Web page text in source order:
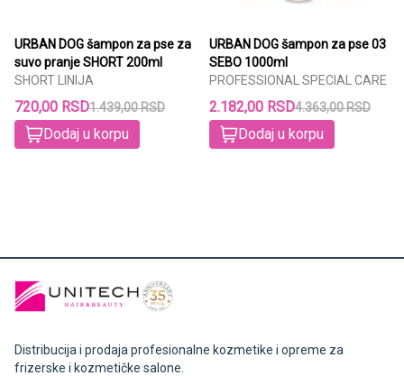
URBAN DOG šampon za pse za
suvo pranje SHORT 200ml
SHORT LINIJA
720,00 RSD1.439,00 RSD
Dodaj u korpu
URBAN DOG šampon za pse 03
SEBO 1000ml
PROFESSIONAL SPECIAL CARE
2.182,00 RSD4.363,00 RSD
Dodaj u korpu
Distribucija i prodaja profesionalne kozmetike i opreme za
frizerske i kozmetičke salone.